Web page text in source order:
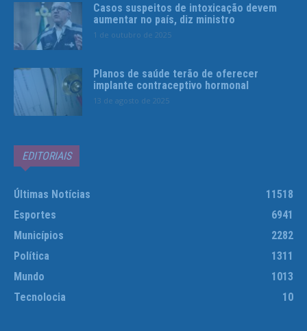
Casos suspeitos de intoxicação devem
aumentar no país, diz ministro
1 de outubro de 2025
Planos de saúde terão de oferecer
implante contraceptivo hormonal
13 de agosto de 2025
EDITORIAIS
Últimas Notícias
11518
Esportes
6941
Municípios
2282
Política
1311
Mundo
1013
Tecnolocia
10